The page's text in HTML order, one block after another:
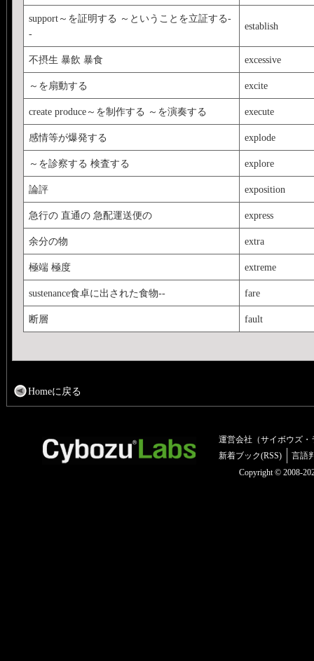
support～を証明する ～ということを立証する-
-
establish
不摂生 暴飲 暴食 excessive
～を扇動する excite
create produce～を制作する ～を演奏する execute
感情等が爆発する explode
～を診察する 検査する explore
論評 exposition
急行の 直通の 急配運送便の express
余分の物 extra
極端 極度 extreme
sustenance食卓に出された食物-- fare
断層 fault
Homeに戻る
運営会社（サイボウズ・
新着ブック(RSS)
言語
Copyright © 2008-